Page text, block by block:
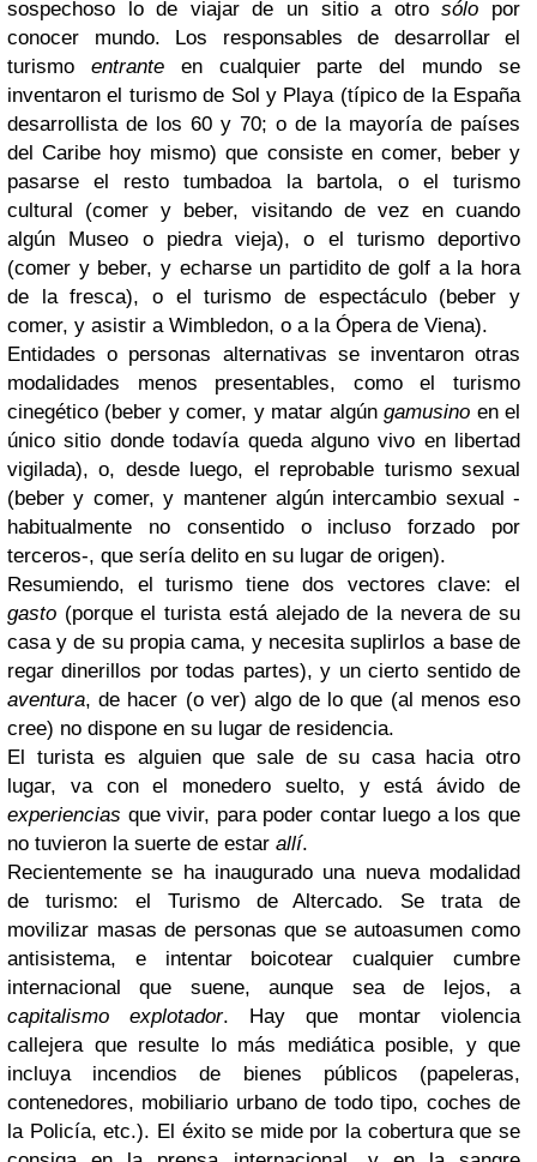
sospechoso lo de viajar de un sitio a otrosólo por
conocer mundo. Los responsables de desarrollar el
turismo entranteen cualquier parte del mundo se
inventaron el turismo de Sol y Playa (típico de la España
desarrollista de los 60 y 70; o de la mayoría de países
del Caribe hoy mismo) que consiste en comer, beber y
pasarse el resto tumbadoa la bartola, o el turismo
cultural (comer y beber, visitando de vez en cuando
algún Museo o piedra vieja), o el turismo deportivo
(comer y beber, y echarse un partidito de golf a la hora
de la fresca), o el turismo de espectáculo (beber y
comer, y asistir a Wimbledon, o a la Ópera de Viena).
Entidades o personas alternativas se inventaron otras
modalidades menos presentables, como el turismo
cinegético (beber y comer, y matar algúngamusino en el
único sitio donde todavía queda alguno vivo en libertad
vigilada), o, desde luego, el reprobable turismo sexual
(beber y comer, y mantener algún intercambio sexual -
habitualmente no consentido o incluso forzado por
terceros-, que sería delito en su lugar de origen).
Resumiendo, el turismo tiene dos vectores clave: el
gasto (porque el turista está alejado de la nevera de su
casa y de su propia cama, y necesita suplirlos a base de
regar dinerillos por todas partes), y un cierto sentido de
aventura, de hacer (o ver) algo de lo que (al menos eso
cree) no dispone en su lugar de residencia.
El turista es alguien que sale de su casa hacia otro
lugar, va con el monedero suelto, y está ávido de
experiencias que vivir, para poder contar luego a los que
no tuvieron la suerte de estar allí.
Recientemente se ha inaugurado una nueva modalidad
de turismo: el Turismo de Altercado. Se trata de
movilizar masas de personas que se autoasumen como
antisistema, e intentar boicotear cualquier cumbre
internacional que suene, aunque sea de lejos, a
capitalismo explotador. Hay que montar violencia
callejera que resulte lo más mediática posible, y que
incluya incendios de bienes públicos (papeleras,
contenedores, mobiliario urbano de todo tipo, coches de
la Policía, etc.). El éxito se mide por la cobertura que se